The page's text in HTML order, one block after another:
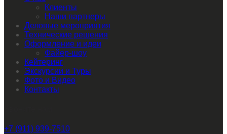
Клиенты
Наши партнеры
Деловые мероприятия
Технические решения
Оформление и идеи
Файер-шоу
Кейтеринг
Экскурсии и Туры
Фото и Видео
Контакты
+7 (911) 939-7510